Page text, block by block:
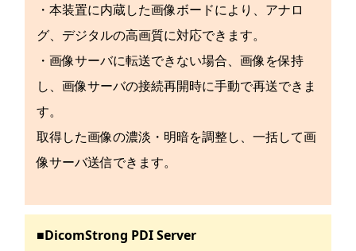
・本装置に内蔵した画像ボードにより、アナロ
グ、デジタルの高画質に対応できます。
・画像サーバに転送できない場合、画像を保持
し、画像サーバの接続再開時に手動で再送できま
す。
取得した画像の濃淡・明暗を調整し、一括して画
像サーバ送信できます。
■DicomStrong PDI Server